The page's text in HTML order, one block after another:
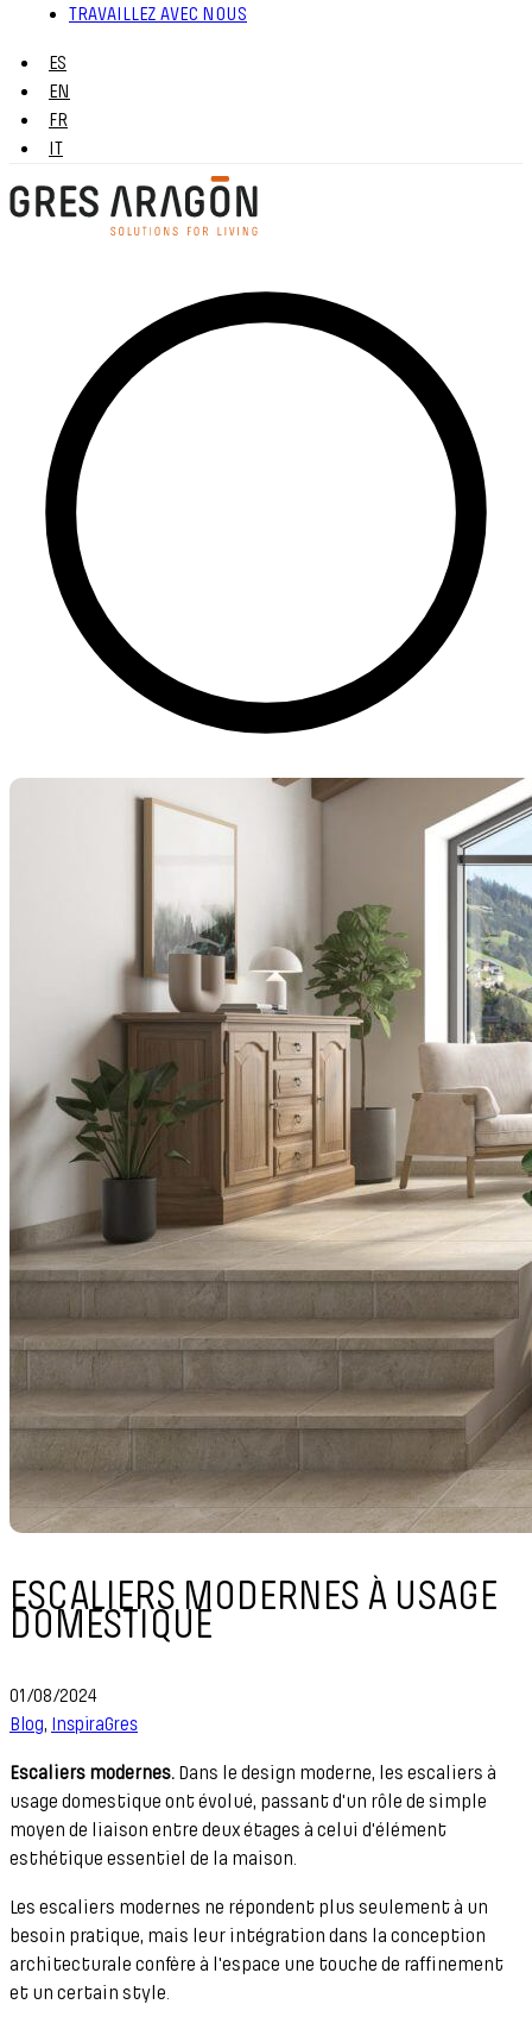
TRAVAILLEZ AVEC NOUS
ES
EN
FR
IT
ESCALIERS MODERNES À USAGE
DOMESTIQUE
01/08/2024
Blog, InspiraGres
Escaliers modernes. Dans le design moderne, les escaliers à
usage domestique ont évolué, passant d'un rôle de simple
moyen de liaison entre deux étages à celui d'élément
esthétique essentiel de la maison.
Les escaliers modernes ne répondent plus seulement à un
besoin pratique, mais leur intégration dans la conception
architecturale confère à l'espace une touche de raffinement
et un certain style.